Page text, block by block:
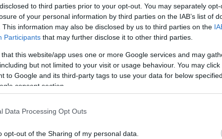
to third parties prior to your opt-out. You may separately
of your personal information by third parties on the IAB’s list of
This information may also be disclosed by us to third parties on the
Participants that may further disclose it to other third parties.
that this website/app uses one or more Google services and may
but not limited to your visit or usage behaviour. You may
to Google and its third-party tags to use your data for below
consent section.
Data Processing Opt Outs
opt-out of the Sharing of my personal data.
εργασίας στον Αλμυρό
Δείτε την προκήρυξη
κάνει ο Δήμος Αλμυρού - Δείτε την
1
σε Βόλο και Σποράδες